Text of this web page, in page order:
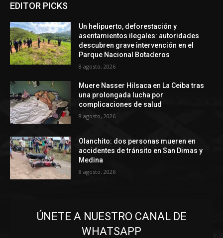
EDITOR PICKS
Un helipuerto, deforestación y
asentamientos ilegales: autoridades
descubren grave intervención en el
Parque Nacional Botaderos
8 agosto, 2026
Muere Nasser Hilsaca en La Ceiba tras
una prolongada lucha por
complicaciones de salud
8 agosto, 2026
Olanchito: dos personas mueren en
accidentes de tránsito en San Dimas y
Medina
8 agosto, 2026
ÚNETE A NUESTRO CANAL DE
WHATSAPP